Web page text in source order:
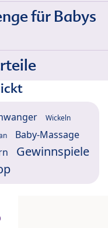
für Babys
Wickeln
Baby-Massage
Gewinnspiele